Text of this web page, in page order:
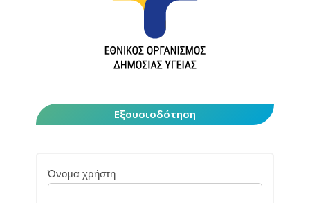
Εξουσιοδότηση
Όνομα χρήστη